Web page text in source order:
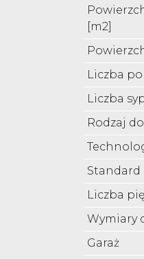
[m2]
Liczba
Liczba
Rodzaj
Standard
Liczba
Wymiary
Garaż